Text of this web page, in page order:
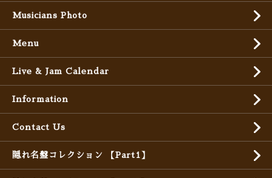
Musicians Photo
Menu
Live & Jam Calendar
Information
Contact Us
隠れ名盤コレクション 【Part1】